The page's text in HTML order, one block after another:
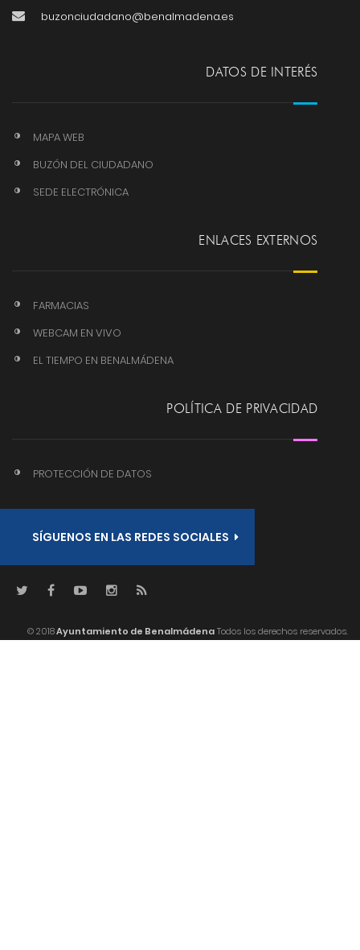
buzonciudadano@benalmadena.es
DATOS DE INTERÉS
MAPA WEB
BUZÓN DEL CIUDADANO
SEDE ELECTRÓNICA
ENLACES EXTERNOS
FARMACIAS
WEBCAM EN VIVO
EL TIEMPO EN BENALMÁDENA
POLÍTICA DE PRIVACIDAD
PROTECCIÓN DE DATOS
SÍGUENOS EN LAS REDES SOCIALES
© 2018Ayuntamiento de BenalmádenaTodos los derechos reservados.